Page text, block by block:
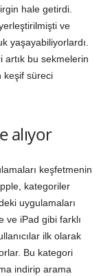
hale getirdi.
ve
yaşayabiliyorlardı.
bu sekmelerin
keşif süreci
alıyor
keşfetmenin
kategoriler
uygulamaları
ve iPad gibi farklı
ilk olarak
Bu kategori
indirip arama